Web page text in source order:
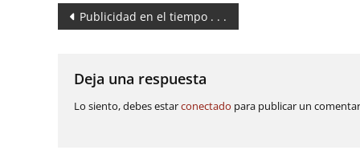
Navegación
entradas
Publicidad en el tiempo . . .
Deja una respuesta
Lo siento, debes estarconectado para publicar un